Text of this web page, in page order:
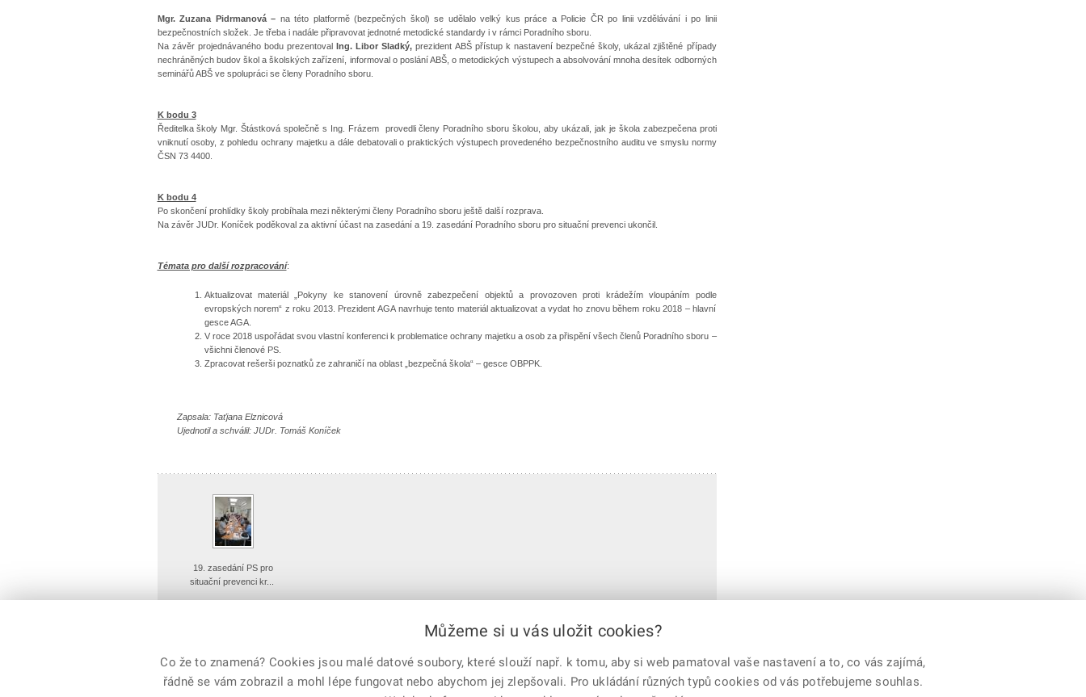
Mgr. Zuzana Pidrmanová – na této platformě (bezpečných škol) se udělalo velký kus práce a Policie ČR po linii vzdělávání i po linii
bezpečnostních složek. Je třeba i nadále připravovat jednotné metodické standardy i v rámci Poradního sboru.
Na závěr projednávaného bodu prezentoval
Ing. Libor Sladký,prezident ABŠ přístup k nastavení bezpečné školy, ukázal zjištěné případy
nechráněných budov škol a školských zařízení, informoval o poslání ABŠ, o metodických výstupech a absolvování mnoha desítek odborných
seminářů ABŠ ve spolupráci se členy Poradního sboru.
K bodu 3
Ředitelka školy Mgr. Štástková společně s Ing. Frázem provedli členy Poradního sboru školou, aby ukázali, jak je škola zabezpečena proti
vniknutí osoby, z pohledu ochrany majetku a dále debatovali o praktických výstupech provedeného bezpečnostního auditu ve smyslu normy
ČSN 73 4400.
K bodu 4
Po skončení prohlídky školy probíhala mezi některými členy Poradního sboru ještě další rozprava.
Na závěr JUDr. Koníček poděkoval za aktivní účast na zasedání a 19. zasedání Poradního sboru pro situační prevenci ukončil.
Témata pro další rozpracování:
Aktualizovat materiál „Pokyny ke stanovení úrovně zabezpečení objektů a provozoven proti krádežím vloupáním podle
evropských norem“ z roku 2013. Prezident AGA navrhuje tento materiál aktualizovat a vydat ho znovu během roku 2018 – hlavní
gesce AGA.
V roce 2018 uspořádat svou vlastní konferenci k problematice ochrany majetku a osob za přispění všech členů Poradního sboru –
všichni členové PS.
Zpracovat rešerši poznatků ze zahraničí na oblast „bezpečná škola“ – gesce OBPPK.
Zapsala: Taťjana Elznicová
Ujednotil a schválil: JUDr. Tomáš Koníček
19. zasedání PS pro
situační prevenci kr...
vytisknout
e-mailem
Facebook
Můžeme si u vás uložit cookies?
Co že to znamená? Cookies jsou malé datové soubory, které slouží např. k tomu, aby si web pamatoval vaše nastavení a to, co vás zajímá,
řádně se vám zobrazil a mohl lépe fungovat nebo abychom jej zlepšovali. Pro ukládání různých typů cookies od vás potřebujeme souhlas.